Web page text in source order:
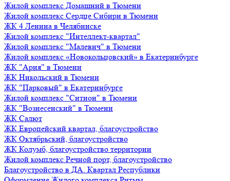
Жилой комплекс Домашний в Тюмени
Жилой комплекс Сердце Сибири в Тюмени
ЖК 4 Ленина в Челябинске
Жилой комплекс "Интеллект-квартал"
Жилой комплекс "Малевич" в Тюмени
Жилой комплекс «Новокольцовский» в Екатеринбурге
ЖК "Ария" в Тюмени
ЖК Никольский в Тюмени
ЖК "Парковый" в Екатеринбурге
Жилой комплекс "Ситион" в Тюмени
ЖК "Вознесенский" в Тюмени
ЖК Салют
ЖК Европейский квартал, благоустройство
ЖК Октябрьский, благоустройство
ЖК Колумб, благоустройство территории
Жилой комплекс Речной порт, благоустройство
Благоустройство в ДА. Квартал Республики